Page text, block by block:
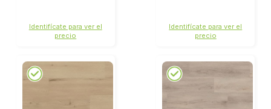
Identifícate para ver el
precio
Identifícate para ver el
precio